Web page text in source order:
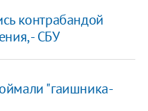
контрабандой
- СБУ
"гаишника-